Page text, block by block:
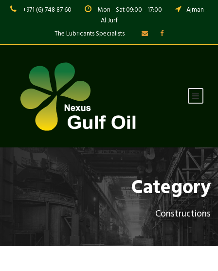
+971 (6) 748 87 60 Mon - Sat 09:00 - 17:00
Ajman -
Al Jurf
The Lubricants Specialists
Category
Constructions